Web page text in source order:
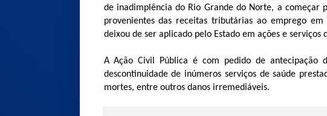
de inadimplência do Rio Grande do Norte, a começar
provenientes das receitas tributárias ao emprego
deixou de ser aplicado pelo Estado em ações e serviços
A Ação Civil Pública é com pedido de
descontinuidade de inúmeros serviços de saúde
mortes, entre outros danos irremediáveis.